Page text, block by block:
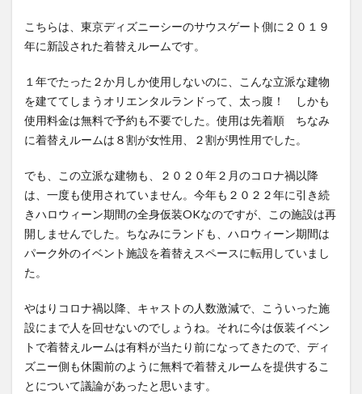
こちらは、東京ディズニーシーのサウスゲート側に２０１９
年に新設された着替えルームです。
１年でたった２か月しか使用しないのに、こんな立派な建物
を建ててしまうオリエンタルランドって、太っ腹！ しかも
使用料金は無料で予約も不要でした。使用は先着順 ちなみ
に着替えルームは８割が女性用、２割が男性用でした。
でも、この立派な建物も、２０２０年２月のコロナ禍以降
は、一度も使用されていません。今年も２０２２年に引き続
きハロウィーン期間の全身仮装OKなのですが、この施設は再
開しませんでした。ちなみにランドも、ハロウィーン期間は
パーク外のイベント施設を着替えスペースに転用していまし
た。
やはりコロナ禍以降、キャストの人数激減で、こういった施
設にまで人を回せないのでしょうね。それに今は仮装イベン
トで着替えルームは有料が当たり前になってきたので、ディ
ズニー側も休園前のように無料で着替えルームを提供するこ
とについて議論があったと思います。